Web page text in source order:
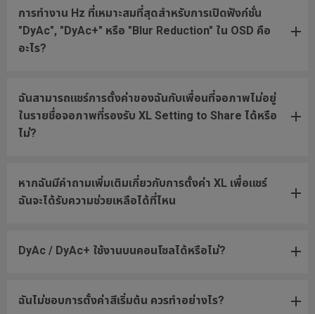
การทำงาน Hz ที่เหมาะสมที่สุดสำหรับการเปิดฟังก์ชั่น
"DyAc", "DyAc+" หรือ "Blur Reduction" ใน OSD คือ
อะไร?
ฉันสามารถแชร์การตั้งค่าของฉันกับเพื่อนที่จอภาพไม่อยู่
ในรายชื่อจอภาพที่รองรับ XL Setting to Share ได้หรือ
ไม่?
หากฉันมีคำถามเพิ่มเติมเกี่ยวกับการตั้งค่า XL เพื่อแชร์
ฉันจะได้รับความช่วยเหลือได้ที่ไหน
DyAc / DyAc+ ใช้งานบนคอนโซลได้หรือไม่?
ฉันไม่ชอบการตั้งค่าสีเริ่มต้น ควรทำอย่างไร?